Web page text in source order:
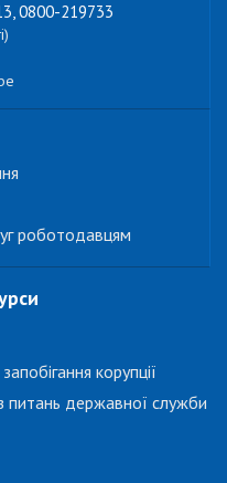
0800-219733
роботодавцям
корупції
питань державної служби